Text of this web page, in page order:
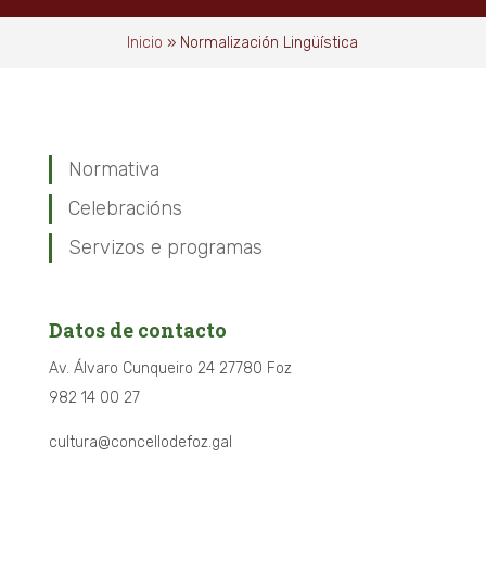
Inicio » Normalización Lingüística
Normativa
Celebracións
Servizos e programas
Datos de contacto
Av. Álvaro Cunqueiro 24 27780 Foz
982 14 00 27
cultura@concellodefoz.gal